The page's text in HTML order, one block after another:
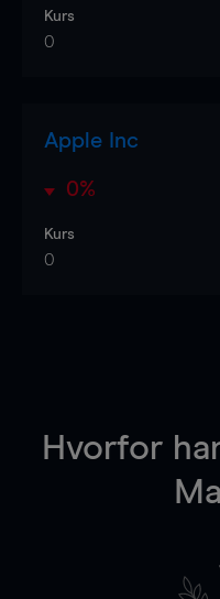
Kurs
0
Apple Inc
0%
Kurs
0
Hvorfor